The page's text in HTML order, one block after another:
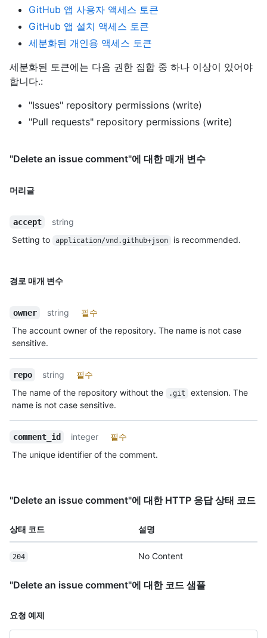
GitHub 앱 사용자 액세스 토큰
GitHub 앱 설치 액세스 토큰
세분화된 개인용 액세스 토큰
세분화된 토큰에는 다음 권한 집합 중 하나 이상이 있어야
합니다.:
"Issues" repository permissions (write)
"Pull requests" repository permissions (write)
"Delete an issue comment"에 대한 매개 변수
머리글
accept
string
Setting to
application/vnd.github+json is recommended.
경로 매개 변수
owner string
필수
The account owner of the repository. The name is not case
sensitive.
repo string
필수
The name of the repository without the
.git
extension. The
name is not case sensitive.
comment_id integer
필수
The unique identifier of the comment.
"Delete an issue comment"에 대한 HTTP 응답 상태 코드
상태 코드 설명
204 No Content
"Delete an issue comment"에 대한 코드 샘플
요청 예제